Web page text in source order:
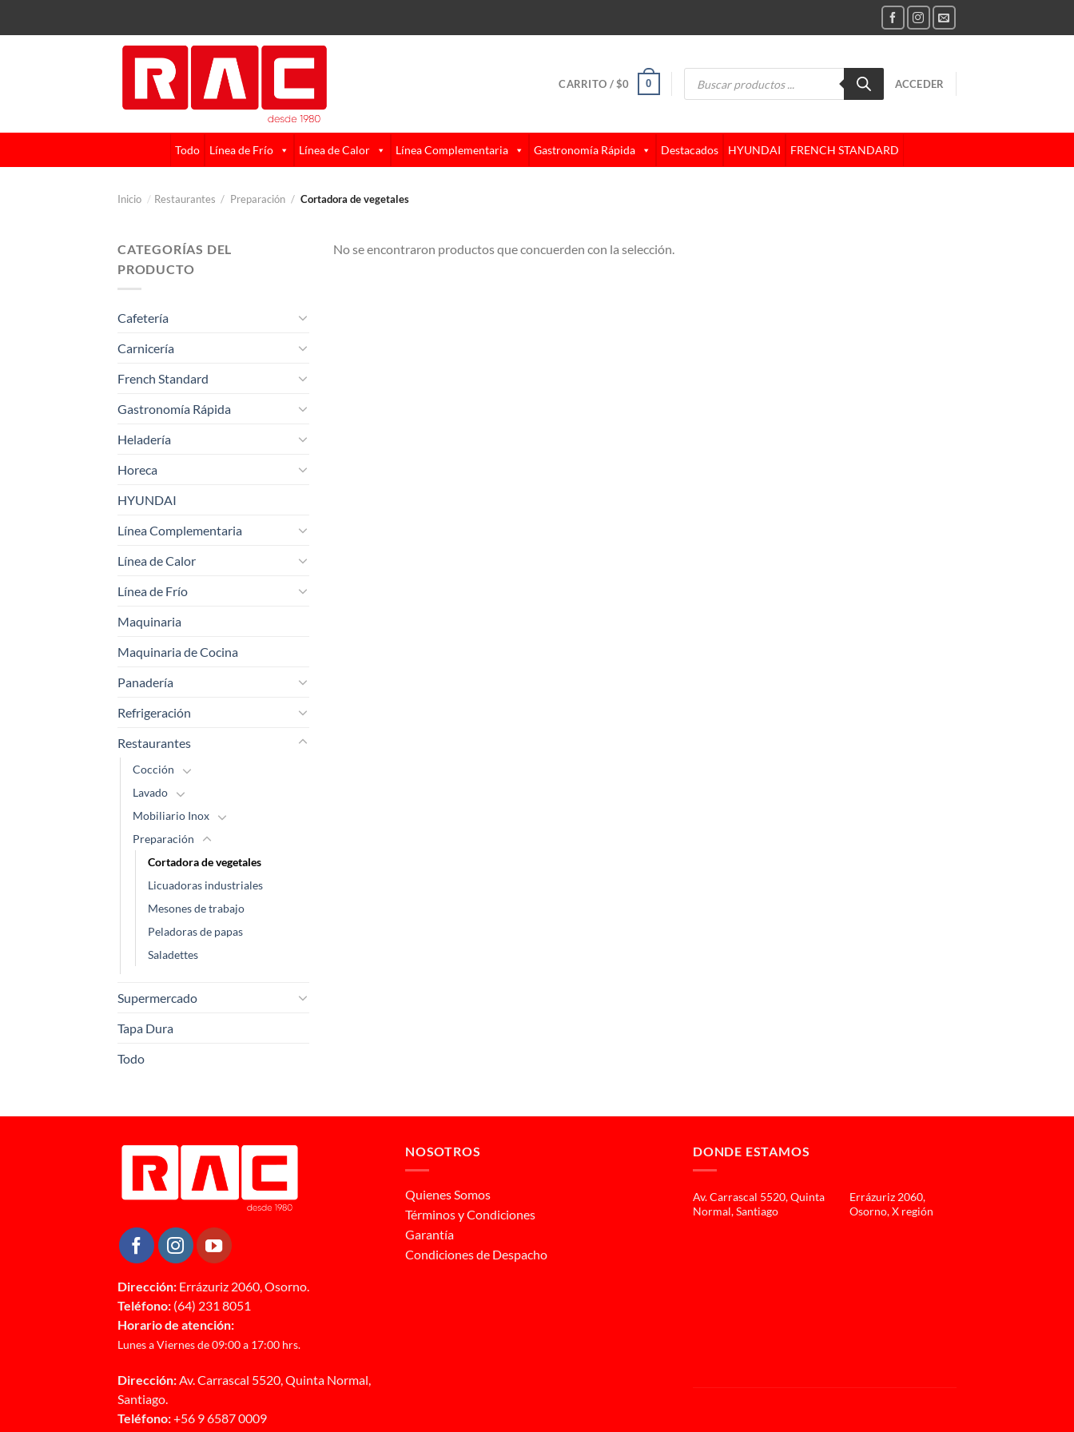
CARRITO /$0 0
Búsqueda
ACCEDER
Todo Línea de Frío Línea de Calor Línea Complementaria Gastronomía Rápida Destacados HYUNDAI FRENCH STANDARD
Inicio / Restaurantes / Preparación / Cortadora de vegetales
CATEGORÍAS DEL
PRODUCTO
Cafetería
Carnicería
French Standard
Gastronomía Rápida
Heladería
Horeca
HYUNDAI
Línea Complementaria
Línea de Calor
Línea de Frío
Maquinaria
Maquinaria de Cocina
Panadería
Refrigeración
Restaurantes
Cocción
Lavado
Mobiliario Inox
Preparación
Cortadora de vegetales
Licuadoras industriales
Mesones de trabajo
Peladoras de papas
Saladettes
Supermercado
Tapa Dura
Todo
No se encontraron productos que concuerden con la selección.
Dirección: Errázuriz 2060, Osorno.
Teléfono: (64) 231 8051
Horario de atención:
Lunes a Viernes de 09:00 a 17:00 hrs.
Dirección:Av. Carrascal 5520, Quinta Normal,
Santiago.
Teléfono:+56 9 6587 0009
NOSOTROS
Quienes Somos
Términos y Condiciones
Garantía
Condiciones de Despacho
DONDE ESTAMOS
Av. Carrascal 5520, Quinta
Normal, Santiago
Errázuriz 2060,
Osorno, X región